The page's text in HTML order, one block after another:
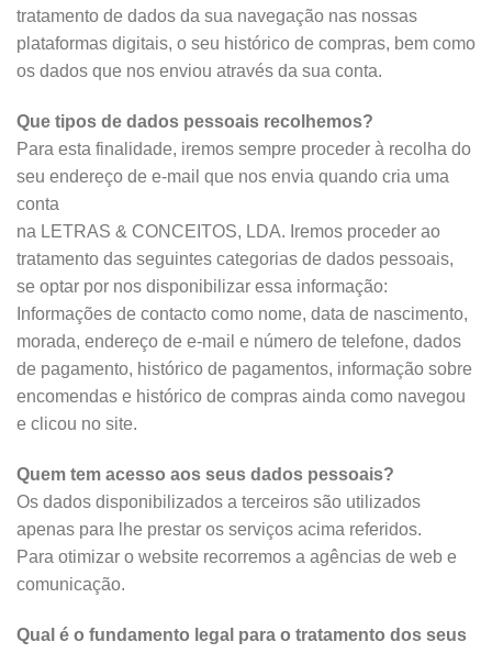
tratamento de dados da sua navegação nas nossas
plataformas digitais, o seu histórico de compras, bem como
os dados que nos enviou através da sua conta.
Que tipos de dados pessoais recolhemos?
Para esta finalidade, iremos sempre proceder à recolha do
seu endereço de e-mail que nos envia quando cria uma
conta
na LETRAS & CONCEITOS, LDA. Iremos proceder ao
tratamento das seguintes categorias de dados pessoais,
se optar por nos disponibilizar essa informação:
Informações de contacto como nome, data de nascimento,
morada, endereço de e-mail e número de telefone, dados
de pagamento, histórico de pagamentos, informação sobre
encomendas e histórico de compras ainda como navegou
e clicou no site.
Quem tem acesso aos seus dados pessoais?
Os dados disponibilizados a terceiros são utilizados
apenas para lhe prestar os serviços acima referidos.
Para otimizar o website recorremos a agências de web e
comunicação.
Qual é o fundamento legal para o tratamento dos seus